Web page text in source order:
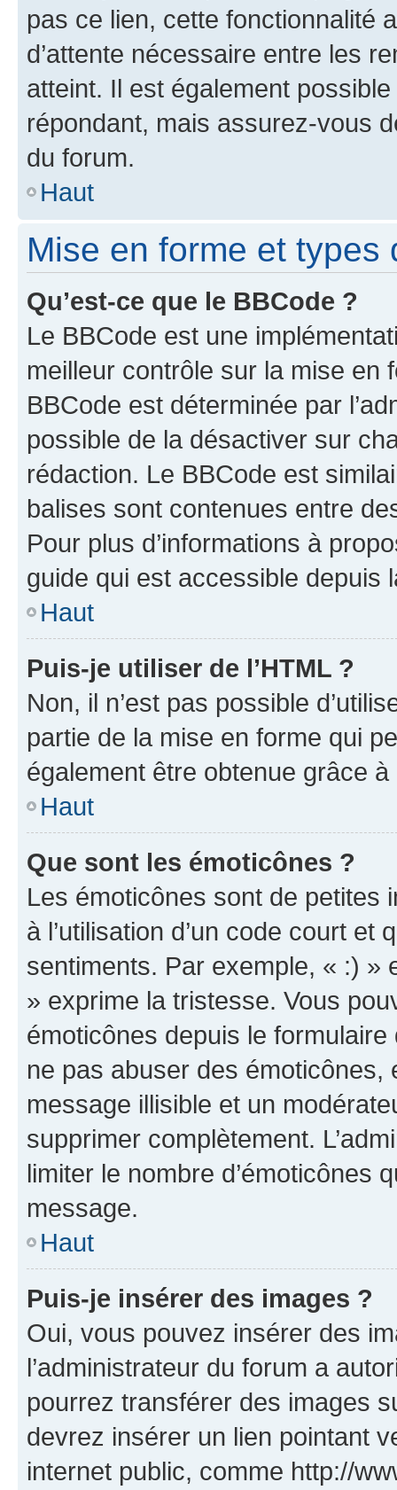
pas ce lien, cette fonctionnalité
d’attente nécessaire entre les
atteint. Il est également
répondant, mais assurez-vous
du forum.
Haut
Mise en forme et types
Qu’est-ce que le BBCode ?
Le BBCode est une
meilleur contrôle sur la mise en
BBCode est déterminée par
possible de la désactiver sur
rédaction. Le BBCode est
balises sont contenues entre
Pour plus d’informations à
guide qui est accessible depuis
Haut
Puis-je utiliser de l’HTML ?
Non, il n’est pas possible
partie de la mise en forme qui
également être obtenue grâce à
Haut
Que sont les émoticônes ?
Les émoticônes sont de petites
à l’utilisation d’un code court et
sentiments. Par exemple, « :) »
» exprime la tristesse. Vous
émoticônes depuis le
ne pas abuser des
message illisible et un
supprimer complètement.
limiter le nombre d’émoticônes
message.
Haut
Puis-je insérer des images ?
Oui, vous pouvez insérer des
l’administrateur du forum a
pourrez transférer des images
devrez insérer un lien pointant
internet public, comme http://